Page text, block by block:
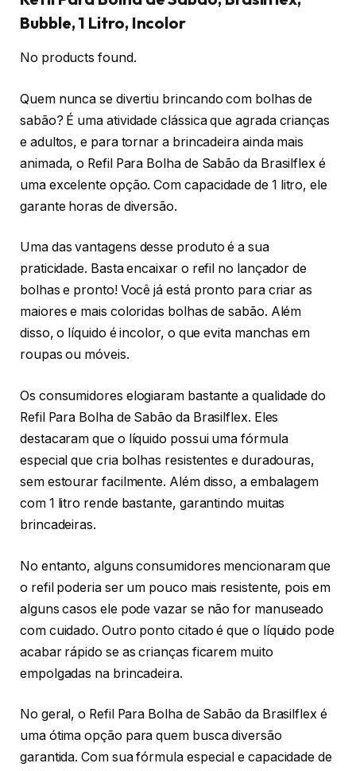
Bubble, 1 Litro, Incolor
No products found.
Quem nunca se divertiu brincando com bolhas de
sabão? É uma atividade clássica que agrada crianças
e adultos, e para tornar a brincadeira ainda mais
animada, o Refil Para Bolha de Sabão da Brasilflex é
uma excelente opção. Com capacidade de 1 litro, ele
garante horas de diversão.
Uma das vantagens desse produto é a sua
praticidade. Basta encaixar o refil no lançador de
bolhas e pronto! Você já está pronto para criar as
maiores e mais coloridas bolhas de sabão. Além
disso, o líquido é incolor, o que evita manchas em
roupas ou móveis.
Os consumidores elogiaram bastante a qualidade do
Refil Para Bolha de Sabão da Brasilflex. Eles
destacaram que o líquido possui uma fórmula
especial que cria bolhas resistentes e duradouras,
sem estourar facilmente. Além disso, a embalagem
com 1 litro rende bastante, garantindo muitas
brincadeiras.
No entanto, alguns consumidores mencionaram que
o refil poderia ser um pouco mais resistente, pois em
alguns casos ele pode vazar se não for manuseado
com cuidado. Outro ponto citado é que o líquido pode
acabar rápido se as crianças ficarem muito
empolgadas na brincadeira.
No geral, o Refil Para Bolha de Sabão da Brasilflex é
uma ótima opção para quem busca diversão
garantida. Com sua fórmula especial e capacidade de